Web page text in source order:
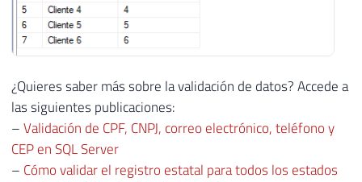
¿Quieres saber más sobre la validación de datos? Accede a
las siguientes publicaciones:
–Validación de CPF, CNPJ, correo electrónico, teléfono y
CEP en SQL Server
– Cómo validar el registro estatal para todos los estados